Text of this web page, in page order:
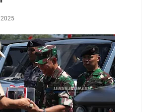
2025